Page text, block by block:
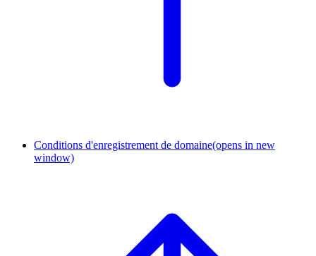
Conditions d'enregistrement de domaine(opens in new
window)